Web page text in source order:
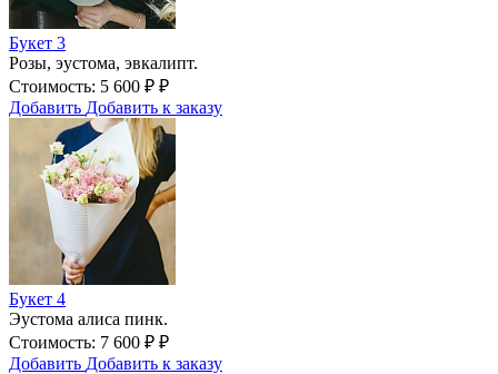
Букет 3
Розы, эустома, эвкалипт.
Стоимость: 5 600 ₽ ₽
Добавить Добавить к заказу
Букет 4
Эустома алиса пинк.
Стоимость: 7 600 ₽ ₽
Добавить Добавить к заказу